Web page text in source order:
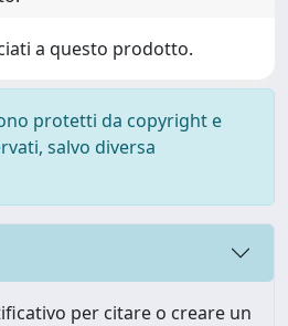
a questo prodotto.
protetti da copyright e
salvo diversa
per citare o creare un